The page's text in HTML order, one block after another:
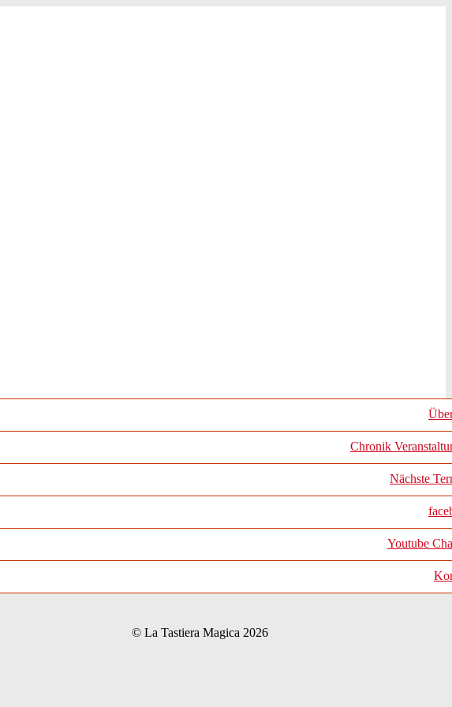
Chronik
Nächste
Youtube
© La Tastiera Magica 2026